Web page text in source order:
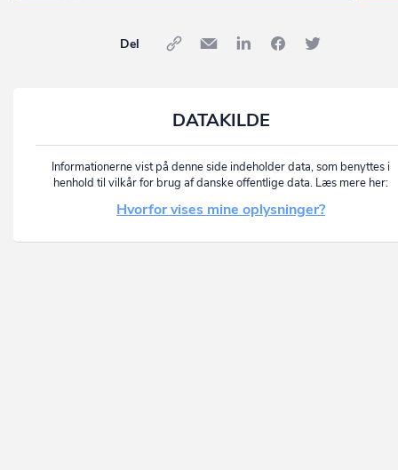
Del
DATAKILDE
Informationerne vist på denne side indeholder data, som benyttes i
henhold til vilkår for brug af danske offentlige data. Læs mere her:
Hvorfor vises mine oplysninger?